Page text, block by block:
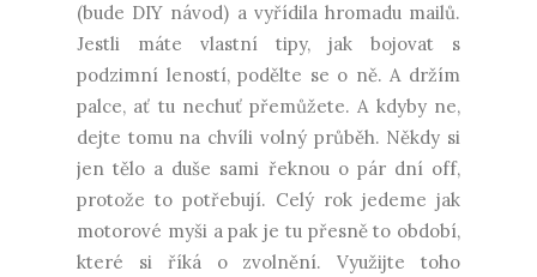
(bude DIY návod) a vyřídila hromadu mailů.
Jestli máte vlastní tipy, jak bojovat s
podzimní leností, podělte se o ně. A držím
palce, ať tu nechuť přemůžete. A kdyby ne,
dejte tomu na chvíli volný průběh. Někdy si
jen tělo a duše sami řeknou o pár dní off,
protože to potřebují. Celý rok jedeme jak
motorové myši a pak je tu přesně to období,
které si říká o zvolnění. Využijte toho